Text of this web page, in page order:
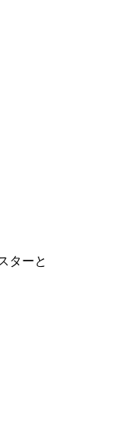
ターと